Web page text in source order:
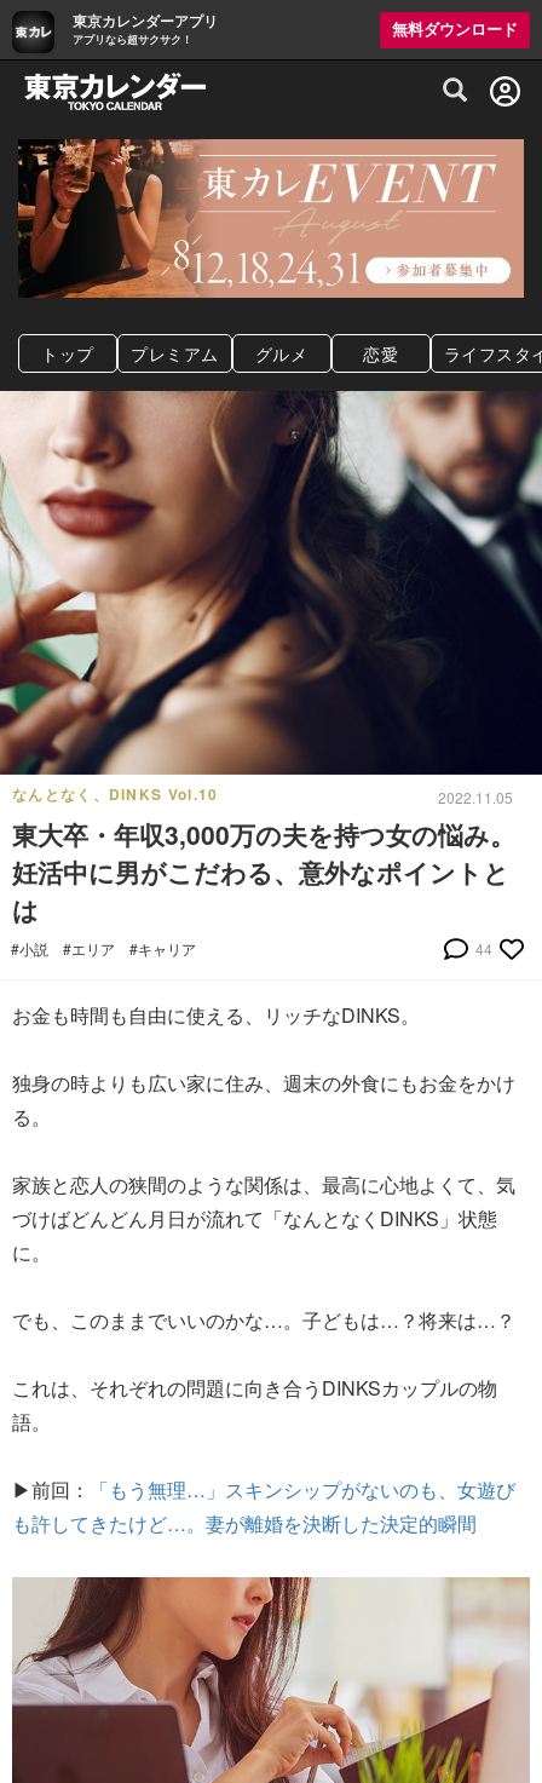
東京カレンダーアプリ
アプリなら超サクサク！
無料ダウンロード
グルメ情報・プレミアムレストラン予約
トップ プレミアム グルメ 恋愛 ライフスタ
なんとなく、DINKS Vol.10 2022.11.05
東大卒・年収3,000万の夫を持つ女の悩み。
妊活中に男がこだわる、意外なポイントと
は
#小説 #エリア #キャリア 44
お金も時間も自由に使える、リッチなDINKS。
独身の時よりも広い家に住み、週末の外食にもお金をかけ
る。
家族と恋人の狭間のような関係は、最高に心地よくて、気
づけばどんどん月日が流れて「なんとなくDINKS」状態
に。
でも、このままでいいのかな…。子どもは…？将来は…？
これは、それぞれの問題に向き合うDINKSカップルの物
語。
▶前回：
「もう無理…」スキンシップがないのも、女遊び
も許してきたけど…。妻が離婚を決断した決定的瞬間